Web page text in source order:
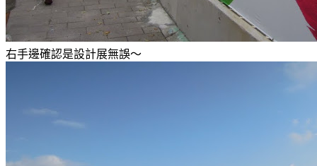
右手邊確認是設計展無誤～